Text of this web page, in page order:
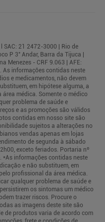
SAC: 21 2472-3000 | Rio de
P 3° Andar, Barra da Tijuca |
Menezes - CRF 9.063 | AFE:
informações contidas neste
e medicamentos, não devem
em hipótese alguma, a
médica. Somente o médico
problema de saúde e
e as promoções são válidos
contidas em nosso site são
sujeitos a alterações no
vendas apenas em lojas
de segunda à sábado
exceto feriados. Portaria nº
informações contidas neste
e não substituem, em
profissional da área médica.
qualquer problema de saúde e
os sintomas um médico
trazer riscos. Procure o
as imagens deste site são
de produtos varia de acordo com